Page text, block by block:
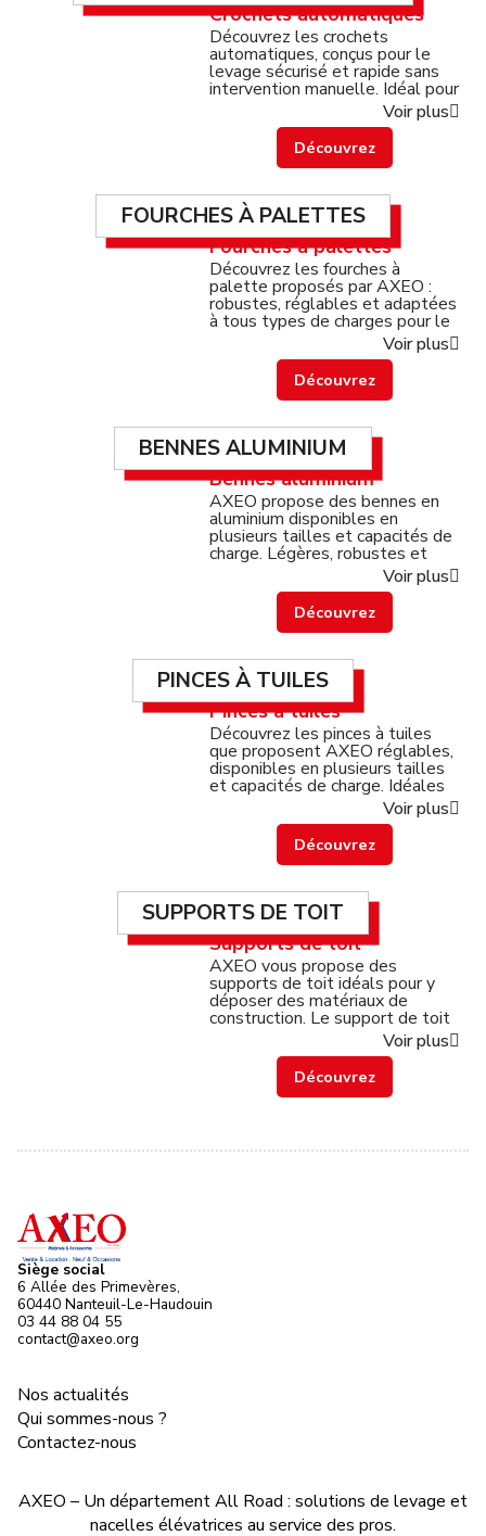
Qui sommes-nous ?
Nos matériels
Nos accessoires
Nos occasions
Contactez-nous
Crochets automatiques
Découvrez les crochets
automatiques, conçus pour le
levage sécurisé et rapide sans
intervention manuelle. Idéal pour
les environnements industriels
exigeants. Voir plus
Découvrez
FOURCHES À PALETTES
Fourches à palettes
Découvrez les fourches à
palette proposés par AXEO :
robustes, réglables et adaptées
à tous types de charges pour le
levage et la manutention sur
chantier ou en entrepôt.Voir plus
Découvrez
BENNES ALUMINIUM
Bennes aluminium
AXEO propose des bennes en
aluminium disponibles en
plusieurs tailles et capacités de
charge. Légères, robustes et
faciles à vider, idéales pour vos
chantiers et travaux intensifs.
Voir plus
Découvrez
PINCES À TUILES
Pinces à tuiles
Découvrez les pinces à tuiles
que proposent AXEO réglables,
disponibles en plusieurs tailles
et capacités de charge. Idéales
pour la manutention sécurisée
de tuiles sur chantier. Simples,
robustes et efficaces.
Voir plus
Découvrez
SUPPORTS DE TOIT
Supports de toit
AXEO vous propose des
supports de toit idéals pour y
déposer des matériaux de
construction. Le support de toit
s'adapte parfaitement à la
pente du toit. Voir plus
Découvrez
Siège social
6 Allée des Primevères,
60440 Nanteuil-Le-Haudouin
03 44 88 04 55
contact@axeo.org
AXEO – Un département All Road : solutions de levage et
nacelles élévatrices au service des pros.
Nos actualités
Qui sommes-nous ?
Contactez-nous